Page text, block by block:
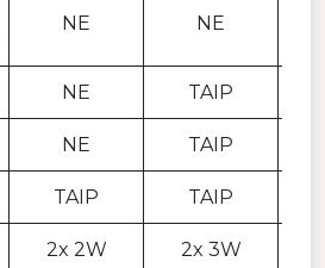
NE NE
NE TAIP
NE TAIP
TAIP TAIP
2x 2W 2x 3W